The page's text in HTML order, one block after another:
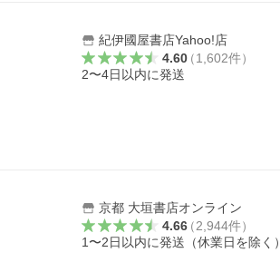
紀伊國屋書店Yahoo!店
4.60（1,602件）
2〜4日以内に発送
京都 大垣書店オンライン
4.66（2,944件）
1〜2日以内に発送（休業日を除く）